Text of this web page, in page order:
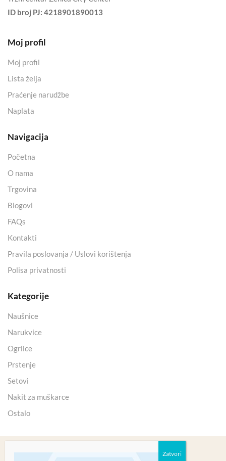
ID broj PJ: 4218901890013
Moj profil
Moj profil
Lista želja
Praćenje narudžbe
Naplata
Navigacija
Početna
O nama
Trgovina
Blogovi
FAQs
Kontakti
Pravila poslovanja / Uslovi korištenja
Polisa privatnosti
Kategorije
Naušnice
Narukvice
Ogrlice
Prstenje
Setovi
Nakit za muškarce
Ostalo